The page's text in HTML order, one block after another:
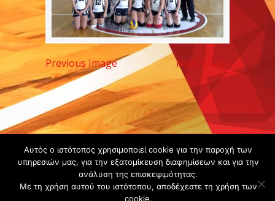
Previous Image Next Image
Copyright ©
2020 -
Gsperamatosermis.gr
All rights
Αυτός ο ιστότοπος χρησιμοποιεί cookie για την παροχή των
υπηρεσιών μας, για την εξατομίκευση διαφημίσεων και για την
ανάλυση της επισκεψιμότητας.
Με τη χρήση αυτού του ιστότοπου, αποδέχεστε τη χρήση των
cookie.